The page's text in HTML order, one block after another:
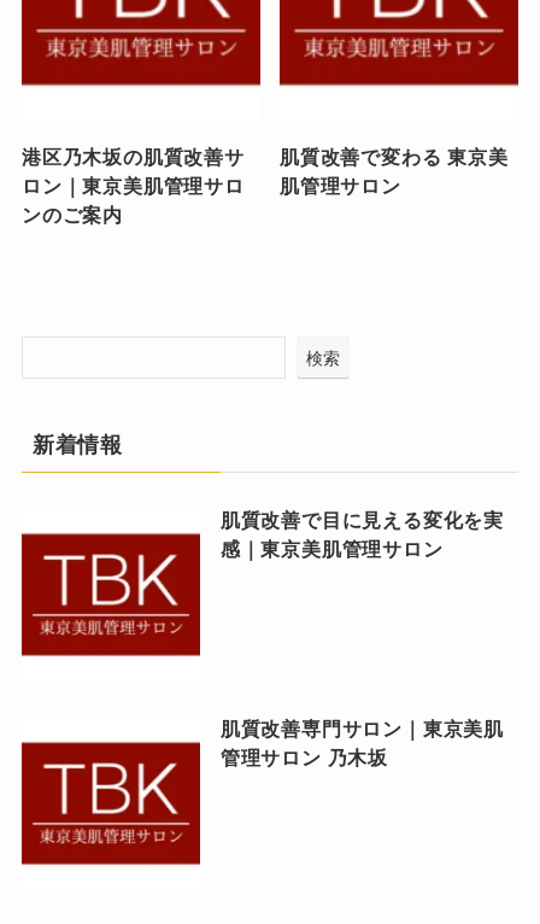
港区乃木坂の肌質改善サ
ロン｜東京美肌管理サロ
ンのご案内
肌質改善で変わる 東京美
肌管理サロン
検索
新着情報
肌質改善で目に見える変化を実
感｜東京美肌管理サロン
肌質改善専門サロン｜東京美肌
管理サロン 乃木坂